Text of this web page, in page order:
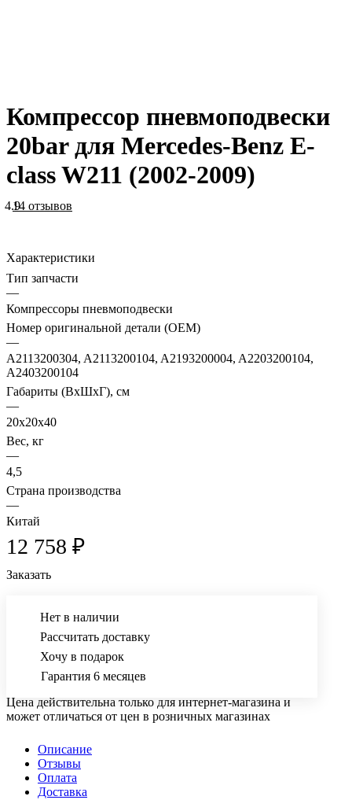
Компрессор пневмоподвески
20bar для Mercedes-Benz E-
class W211 (2002-2009)
4.914 отзывов
Характеристики
Тип запчасти
—
Компрессоры пневмоподвески
Номер оригинальной детали (OEM)
—
A2113200304, A2113200104, A2193200004, A2203200104,
A2403200104
Габариты (ВхШхГ), см
—
20x20x40
Вес, кг
—
4,5
Страна производства
—
Китай
12 758 ₽
Заказать
Нет в наличии
Рассчитать доставку
Хочу в подарок
Гарантия 6 месяцев
Цена действительна только для интернет-магазина и
может отличаться от цен в розничных магазинах
Описание
Отзывы
Оплата
Доставка